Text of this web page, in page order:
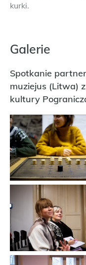
kurki.
Galerie
Spotkanie
muziejus (Litwa)
kultury